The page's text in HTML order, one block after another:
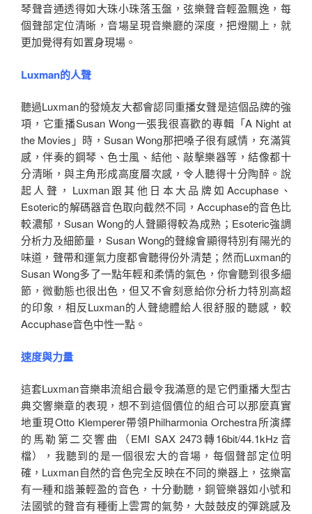
琴聲音通透得如大珠小珠落玉盤，弦樂聲音輕盈飄逸，每
個聲部定位清晰，音場呈現音樂廳的深度，把燈關上，就
更加覺得有如置身現場。
Luxman的人聲
聽過Luxman的發燒友大都會認同重播女聲是這個品牌的強
項，它重播Susan Wong一張我很喜歡的專輯「A Night at
the Movies」時，Susan Wong那把嗓子很有感情，充滿質
感，伴奏的鋼琴、色士風、結他、敲擊樂器等，結像都十
分清晰，與主角形成高度層次感，令人聽得十分陶醉。說
起人聲，Luxman跟其他日本大品牌如Accuphase、
Esoteric的解碼器音色取向截然不同，Accuphase的音色比
較濃郁，Susan Wong的人聲顯得較為成熟；Esoteric強調
分析力及細節量，Susan Wong的聲線會顯得特別有陽光的
味道，聲帶和運氣力度都會聽得份外清楚；然而Luxman的
Susan Wong多了一點年輕和柔情的氣色，你會聽到很多細
節，微動態也很出色，但又不會刻意給你分析力特別高超
的印象，相反Luxman的人聲總體給人很舒服的聽感，較
Accuphase音色中性一點。
速度與力量
這套Luxman音樂串流組合最令我滿意的是它們重播大型古
典交響樂章的表現，想不到這個價位的組合可以那麼真實
地重現Otto Klemperer帶領Philharmonia Orchestra所演繹
的馬勒第二交響曲（EMI SAX 2473轉16bit/44.1kHz音
檔），我聽到的是一個很宏大的音場，每個聲部定位明
確，Luxman自然的音色完全反映在不同的樂器上，弦樂富
有一種和諧兼輕盈的音色，十分動聽，銅管樂器如小號和
法國號的聲音有種衝上雲霄的氣勢，大鼓鼓皮的彈跳感及